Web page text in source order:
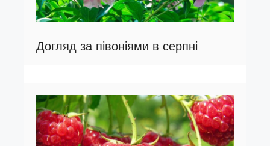
Догляд за півоніями в серпні